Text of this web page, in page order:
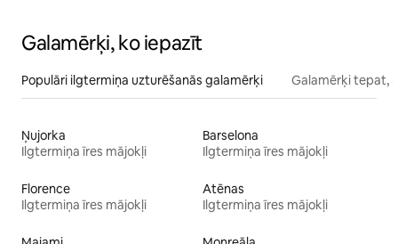
Galamērķi, ko iepazīt
Populāri ilgtermiņa uzturēšanās galamērķi Galamērķi tepat,
Ņujorka
Ilgtermiņa īres mājokļi
Barselona
Ilgtermiņa īres mājokļi
Florence
Ilgtermiņa īres mājokļi
Atēnas
Ilgtermiņa īres mājokļi